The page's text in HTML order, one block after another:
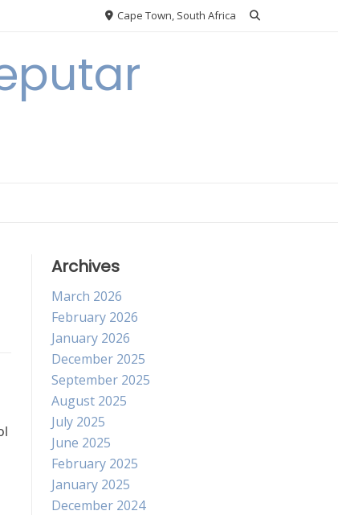
Cape Town, South Africa
Archives
March 2026
February 2026
January 2026
December 2025
September 2025
August 2025
July 2025
June 2025
February 2025
January 2025
December 2024